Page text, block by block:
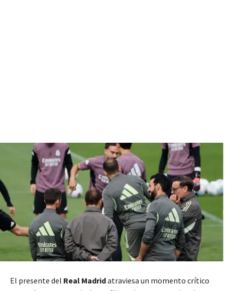
El presente del Real Madridatraviesa un momento crítico